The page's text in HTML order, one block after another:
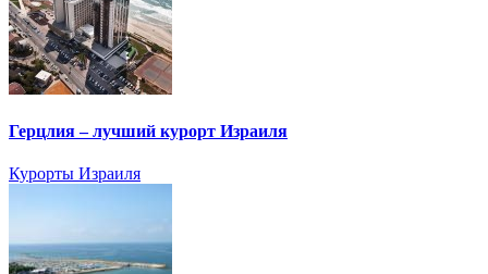
Герцлия – лучший курорт Израиля
Курорты Израиля